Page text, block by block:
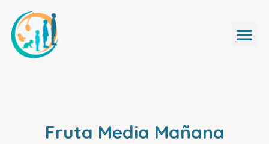
Fruta Media Mañana